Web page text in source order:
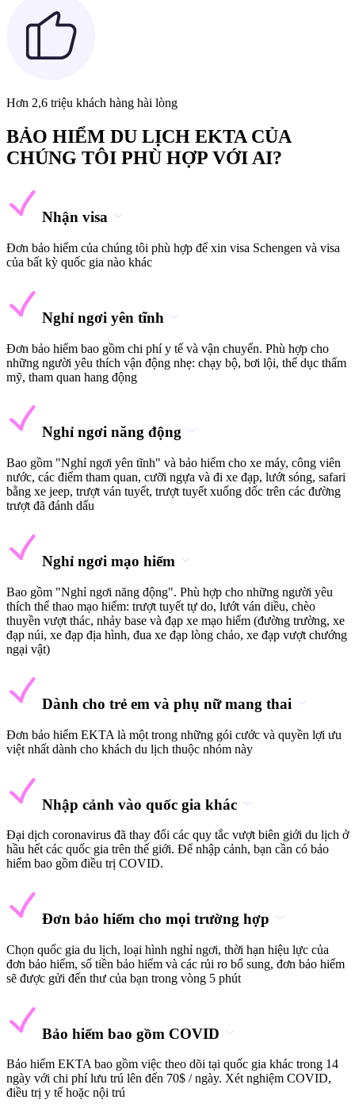
Hơn 2,6 triệu khách hàng hài lòng
BẢO HIỂM DU LỊCH EKTA CỦA
CHÚNG TÔI PHÙ HỢP VỚI AI?
Nhận visa
Đơn bảo hiểm của chúng tôi phù hợp để xin visa Schengen và visa
của bất kỳ quốc gia nào khác
Nghỉ ngơi yên tĩnh
Đơn bảo hiểm bao gồm chi phí y tế và vận chuyển. Phù hợp cho
những người yêu thích vận động nhẹ: chạy bộ, bơi lội, thể dục thẩm
mỹ, tham quan hang động
Nghỉ ngơi năng động
Bao gồm "Nghỉ ngơi yên tĩnh" và bảo hiểm cho xe máy, công viên
nước, các điểm tham quan, cưỡi ngựa và đi xe đạp, lướt sóng, safari
bằng xe jeep, trượt ván tuyết, trượt tuyết xuống dốc trên các đường
trượt đã đánh dấu
Nghỉ ngơi mạo hiểm
Bao gồm "Nghỉ ngơi năng động". Phù hợp cho những người yêu
thích thể thao mạo hiểm: trượt tuyết tự do, lướt ván diều, chèo
thuyền vượt thác, nhảy base và đạp xe mạo hiểm (đường trường, xe
đạp núi, xe đạp địa hình, đua xe đạp lòng chảo, xe đạp vượt chướng
ngại vật)
Dành cho trẻ em và phụ nữ mang thai
Đơn bảo hiểm EKTA là một trong những gói cước và quyền lợi ưu
việt nhất dành cho khách du lịch thuộc nhóm này
Nhập cảnh vào quốc gia khác
Đại dịch coronavirus đã thay đổi các quy tắc vượt biên giới du lịch ở
hầu hết các quốc gia trên thế giới. Để nhập cảnh, bạn cần có bảo
hiểm bao gồm điều trị COVID.
Đơn bảo hiểm cho mọi trường hợp
Chọn quốc gia du lịch, loại hình nghỉ ngơi, thời hạn hiệu lực của
đơn bảo hiểm, số tiền bảo hiểm và các rủi ro bổ sung, đơn bảo hiểm
sẽ được gửi đến thư của bạn trong vòng 5 phút
Bảo hiểm bao gồm COVID
Bảo hiểm EKTA bao gồm việc theo dõi tại quốc gia khác trong 14
ngày với chi phí lưu trú lên đến 70$ / ngày. Xét nghiệm COVID,
điều trị y tế hoặc nội trú